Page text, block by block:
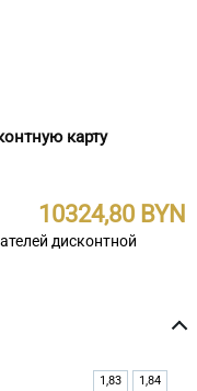
карту
10324,80
дисконтной
1,83 1,84